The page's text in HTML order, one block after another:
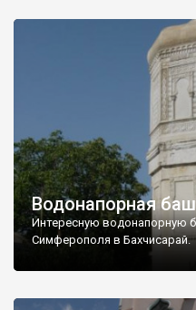
Водонапорная
Интересную водонапорную
Симферополя в Бахчисарай.